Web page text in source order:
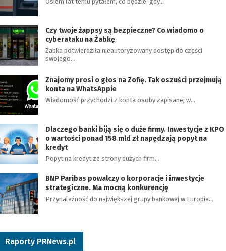
Czy twoje żappsy są bezpieczne? Co wiadomo o
cyberataku na Żabkę
Żabka potwierdziła nieautoryzowany dostęp do części
swojego…
Znajomy prosi o głos na Zofię. Tak oszuści przejmują
konta na WhatsAppie
Wiadomość przychodzi z konta osoby zapisanej w…
Dlaczego banki biją się o duże firmy. Inwestycje z KPO
o wartości ponad 158 mld zł napędzają popyt na
kredyt
Popyt na kredyt ze strony dużych firm…
BNP Paribas powalczy o korporacje i inwestycje
strategiczne. Ma mocną konkurencję
Przynależność do największej grupy bankowej w Europie…
Raporty PRNews.pl